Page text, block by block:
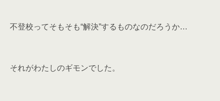
不登校ってそもそも“解決”するものなのだろうか…
それがわたしのギモンでした。